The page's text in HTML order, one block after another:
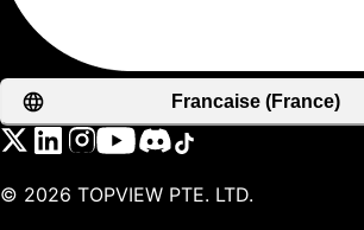
Francaise (France)
© 2026 TOPVIEW PTE. LTD.